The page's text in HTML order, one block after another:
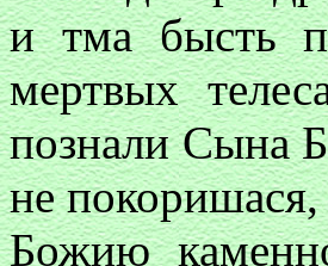
и тма бысть
мертвых
познали Сына
не
Божию